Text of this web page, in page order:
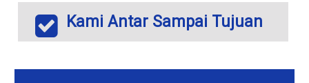
Kami Antar Sampai Tujuan